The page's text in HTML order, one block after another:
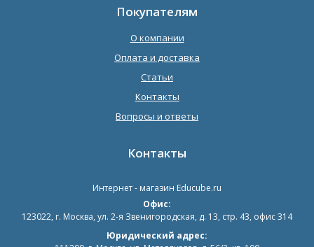
Покупателям
О компании
Оплата и доставка
Статьи
Контакты
Вопросы и ответы
Контакты
Интернет - магазин Educube.ru
Офис:
123022, г. Москва, ул. 2-я Звенигородская, д. 13, стр. 43, офис 314
Юридический адрес: